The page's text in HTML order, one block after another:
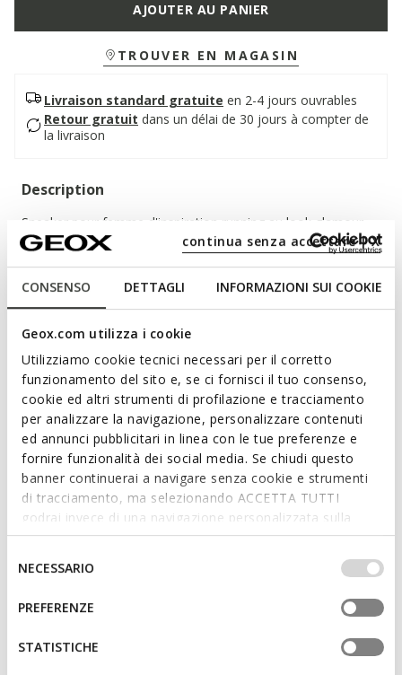
CONSENSO DETTAGLI INFORMAZIONI SUI COOKIE
Geox.com utilizza i cookie
Utilizziamo cookie tecnici necessari per il corretto
funzionamento del sito e, se ci fornisci il tuo consenso,
cookie ed altri strumenti di profilazione e tracciamento
per analizzare la navigazione, personalizzare contenuti
ed annunci pubblicitari in linea con le tue preferenze e
fornire funzionalità dei social media. Se chiudi questo
banner continuerai a navigare senza cookie e strumenti
di tracciamento, ma selezionando ACCETTA TUTTI
godrai invece di una navigazione personalizzata sulla
base dei tuoi gusti ed interessi. Selezionando
IMPOSTAZIONI potrai anche scegliere quali cookies ed
altri strumenti di tracciamento autorizzare. Per maggiori
informazioni o per modificare in qualsiasi momento le
tue impostazioni, visita la nostra
del
consenso
NECESSARIO
PREFERENZE
STATISTICHE
continua senza accettare | X
AJOUTER AU PANIER
TROUVER EN MAGASIN
Livraison standard gratuite en 2-4 jours ouvrables
Retour gratuit dans un délai de 30 jours à compter de
la livraison
Description
Sneaker pour femme d'inspiration running au look glamour,
alliant confort et respirabilité. Réalisées en cuir imprimé
associant le noisette et le noir. Dotées d'une semelle
CODE PRODUIT:D36UFE0NX22CM69B
Caractéristiques
En achetant ce produit, vous soutenez les
tanneries certifiées Leather Working Group
Amorti optimal qui offre protection et absorption des
Chaussures légères
Fermeture à lacets; Semelle intérieure amovible